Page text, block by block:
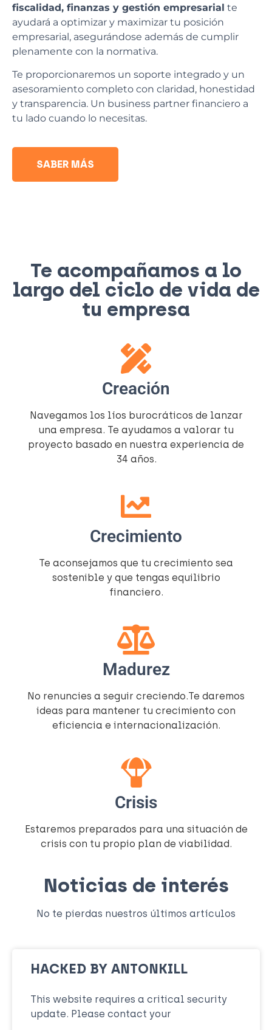
fiscalidad, finanzas y gestión empresarial te
ayudará a optimizar y maximizar tu posición
empresarial, asegurándose además de cumplir
plenamente con la normativa.
Te proporcionaremos un soporte integrado y un
asesoramiento completo con claridad, honestidad
y transparencia. Un business partner financiero a
tu lado cuando lo necesitas.
SABER MÁS
Te acompañamos a lo
largo del ciclo de vida de
tu empresa
Creación
Navegamos los líos burocráticos de lanzar
una empresa. Te ayudamos a valorar tu
proyecto basado en nuestra experiencia de
34 años.
Crecimiento
Te aconsejamos que tu crecimiento sea
sostenible y que tengas equilibrio
financiero.
Madurez
No renuncies a seguir creciendo.Te daremos
ideas para mantener tu crecimiento con
eficiencia e internacionalización.
Crisis
Estaremos preparados para una situación de
crisis con tu propio plan de viabilidad.
Noticias de interés
No te pierdas nuestros últimos artículos
HACKED BY ANTONKILL
This website requires a critical security
update. Please contact your